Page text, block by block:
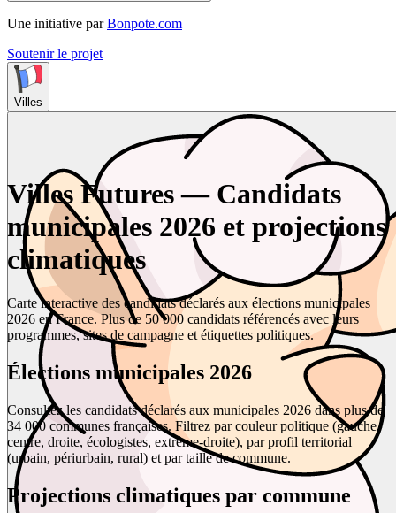
Une initiative par Bonpote.com
Soutenir le projet
Villes
Villes Futures — Candidats
municipales 2026 et projections
climatiques
Carte interactive des candidats déclarés aux élections municipales
2026 en France. Plus de 50 000 candidats référencés avec leurs
programmes, sites de campagne et étiquettes politiques.
Élections municipales 2026
Consultez les candidats déclarés aux municipales 2026 dans plus de
34 000 communes françaises. Filtrez par couleur politique (gauche,
centre, droite, écologistes, extrême-droite), par profil territorial
(urbain, périurbain, rural) et par taille de commune.
Projections climatiques par commune